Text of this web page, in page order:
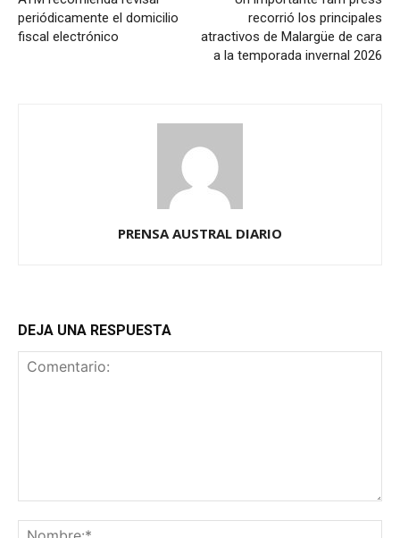
periódicamente el domicilio
fiscal electrónico
recorrió los principales
atractivos de Malargüe de cara
a la temporada invernal 2026
PRENSA AUSTRAL DIARIO
DEJA UNA RESPUESTA